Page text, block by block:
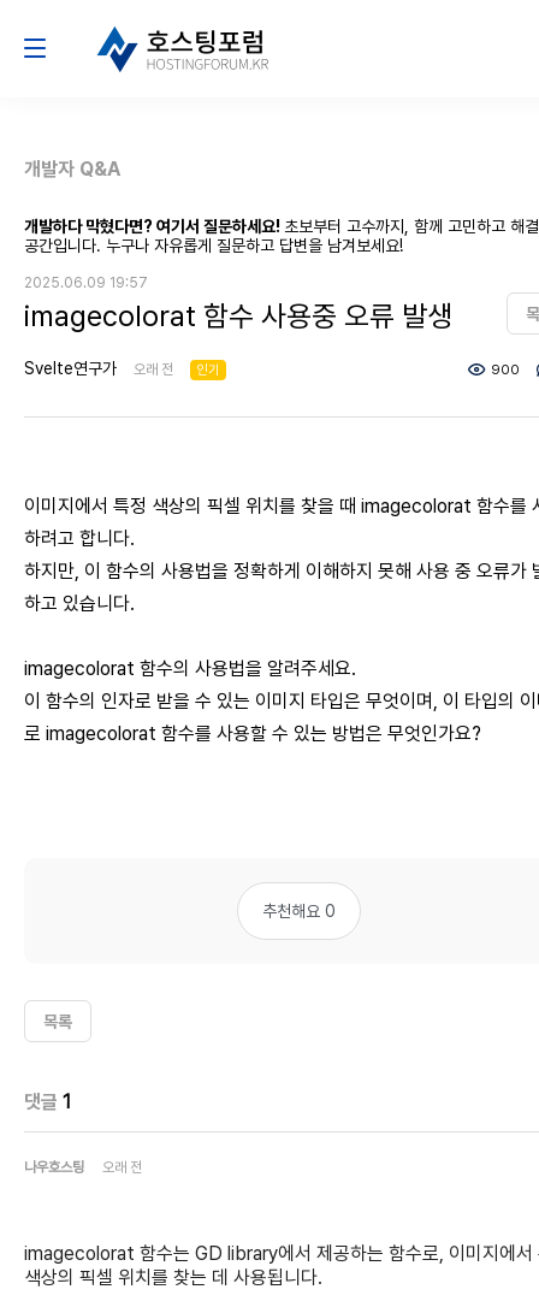
개발자 Q&A
개발하다 막혔다면? 여기서 질문하세요! 초보부터 고수까지, 함께 고민하고 해
공간입니다. 누구나 자유롭게 질문하고 답변을 남겨보세요!
2025.06.09 19:57
imagecolorat 함수 사용중 오류 발생
Svelte연구가 오래 전 인기 900
이미지에서 특정 색상의 픽셀 위치를 찾을 때 imagecolorat 함수를
하려고 합니다.
하지만, 이 함수의 사용법을 정확하게 이해하지 못해 사용 중 오류가
하고 있습니다.
imagecolorat 함수의 사용법을 알려주세요.
이 함수의 인자로 받을 수 있는 이미지 타입은 무엇이며, 이 타입의
로 imagecolorat 함수를 사용할 수 있는 방법은 무엇인가요?
추천해요 0
목록
댓글 1
나우호스팅 오래 전
imagecolorat 함수는 GD library에서 제공하는 함수로, 이미지에서
색상의 픽셀 위치를 찾는 데 사용됩니다.